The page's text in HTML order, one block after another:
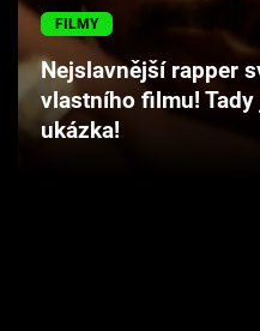
Cool Esport
Pořady
FILMY
Nejslavnější rapper
vlastního filmu! Tady
ukázka!